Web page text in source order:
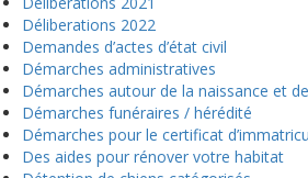
Déliberations 2022
Demandes d’actes d’état civil
Démarches administratives
Démarches autour de la naissance et
Démarches funéraires / hérédité
Démarches pour le certificat
Des aides pour rénover votre habitat